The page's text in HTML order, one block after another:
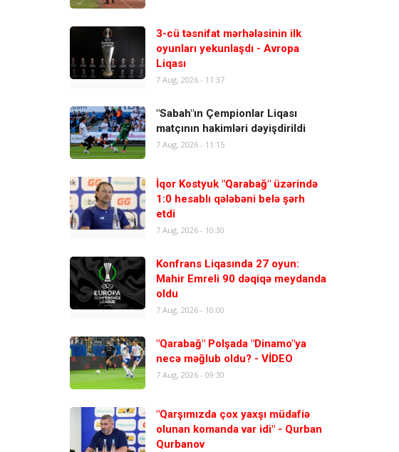
3-cü təsnifat mərhələsinin ilk
oyunları yekunlaşdı - Avropa
Liqası
7 Aug, 2026 - 11:37
"Sabah"ın Çempionlar Liqası
matçının hakimləri dəyişdirildi
7 Aug, 2026 - 11:15
İqor Kostyuk "Qarabağ" üzərində
1:0 hesablı qələbəni belə şərh
etdi
7 Aug, 2026 - 10:30
Konfrans Liqasında 27 oyun:
Mahir Emreli 90 dəqiqə meydanda
oldu
7 Aug, 2026 - 10:00
"Qarabağ" Polşada "Dinamo"ya
necə məğlub oldu? - VİDEO
7 Aug, 2026 - 09:30
"Qarşımızda çox yaxşı müdafiə
olunan komanda var idi" - Qurban
Qurbanov